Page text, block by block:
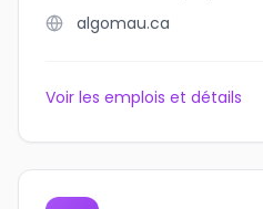
algomau.ca
Voir les emplois et détails